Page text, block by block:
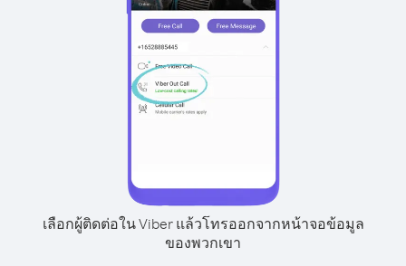
เลือกผู้ติดต่อใน Viber แล้วโทรออกจากหน้าจอข้อมูล
ของพวกเขา